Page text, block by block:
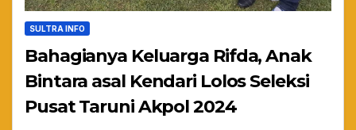
SULTRA INFO
Bahagianya Keluarga Rifda, Anak
Bintara asal Kendari Lolos Seleksi
Pusat Taruni Akpol 2024